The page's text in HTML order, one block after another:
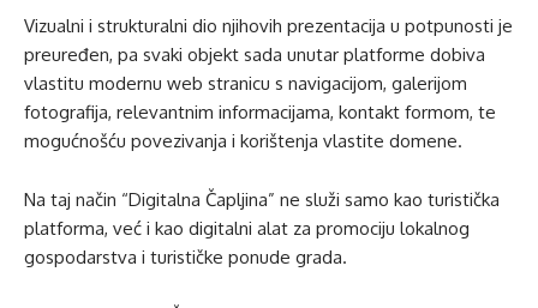
Vizualni i strukturalni dio njihovih prezentacija u potpunosti je
preuređen, pa svaki objekt sada unutar platforme dobiva
vlastitu modernu web stranicu s navigacijom, galerijom
fotografija, relevantnim informacijama, kontakt formom, te
mogućnošću povezivanja i korištenja vlastite domene.
Na taj način “Digitalna Čapljina” ne služi samo kao turistička
platforma, već i kao digitalni alat za promociju lokalnog
gospodarstva i turističke ponude grada.